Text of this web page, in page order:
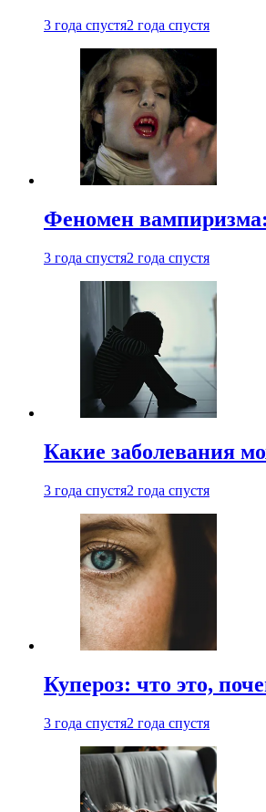
3 года спустя2 года спустя
Феномен
3 года спустя2 года спустя
Какие заболевания
3 года спустя2 года спустя
Купероз: что это,
3 года спустя2 года спустя